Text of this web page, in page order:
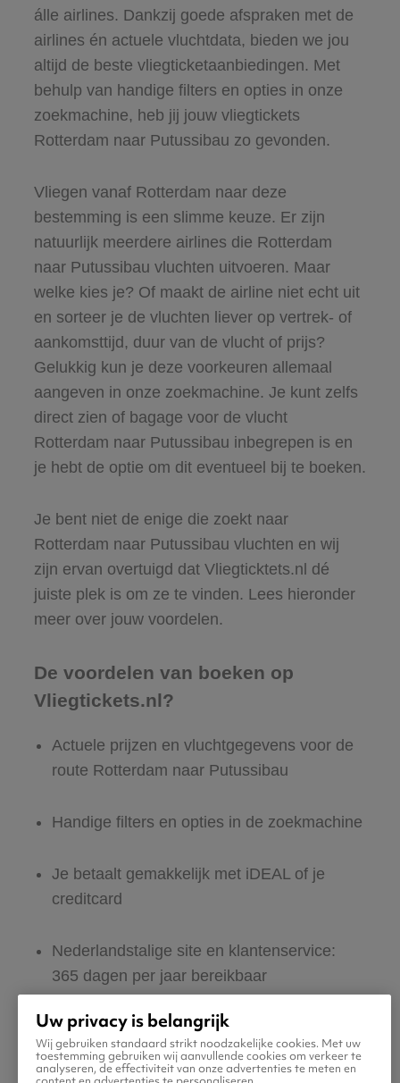
álle airlines. Dankzij goede afspraken met de
airlines én actuele vluchtdata, bieden we jou
altijd de beste vliegticketaanbiedingen. Met
behulp van handige filters en opties in onze
zoekmachine, heb jij jouw vliegtickets
Rotterdam naar Putussibau zo gevonden.
Vliegen vanaf Rotterdam naar deze
bestemming is een slimme keuze. Er zijn
natuurlijk meerdere airlines die Rotterdam
naar Putussibau vluchten uitvoeren. Maar
welke kies je? Of maakt de airline niet echt uit
en sorteer je de vluchten liever op vertrek- of
aankomsttijd, duur van de vlucht of prijs?
Gelukkig kun je deze voorkeuren allemaal
aangeven in onze zoekmachine. Je kunt zelfs
direct zien of bagage voor de vlucht
Rotterdam naar Putussibau inbegrepen is en
je hebt de optie om dit eventueel bij te boeken.
Je bent niet de enige die zoekt naar
Rotterdam naar Putussibau vluchten en wij
zijn ervan overtuigd dat Vliegticktets.nl dé
juiste plek is om ze te vinden. Lees hieronder
meer over jouw voordelen.
De voordelen van boeken op
Vliegtickets.nl?
Actuele prijzen en vluchtgegevens voor de
route Rotterdam naar Putussibau
Handige filters en opties in de zoekmachine
Je betaalt gemakkelijk met iDEAL of je
creditcard
Nederlandstalige site en klantenservice:
365 dagen per jaar bereikbaar
Zeker van veilig boeken en betalen
Boek ook direct een hotel of huurauto voor
Uw privacy is belangrijk
Wij gebruiken standaard strikt noodzakelijke cookies. Met uw
toestemming gebruiken wij aanvullende cookies om verkeer te
analyseren, de effectiviteit van onze advertenties te meten en